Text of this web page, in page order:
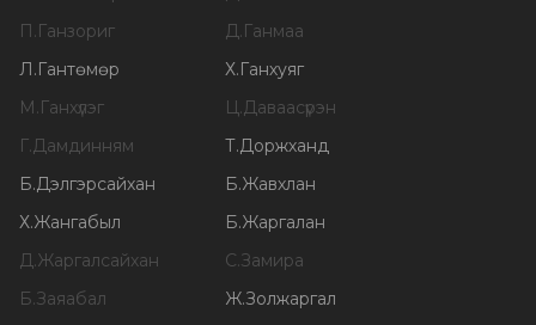
П.Ганзориг Д.Ганмаа
Л.Гантөмөр Х.Ганхуяг
М.Ганхүлэг Ц.Даваасүрэн
Г.Дамдинням Т.Доржханд
Б.Дэлгэрсайхан Б.Жавхлан
Х.Жангабыл Б.Жаргалан
Д.Жаргалсайхан С.Замира
Б.Заяабал Ж.Золжаргал